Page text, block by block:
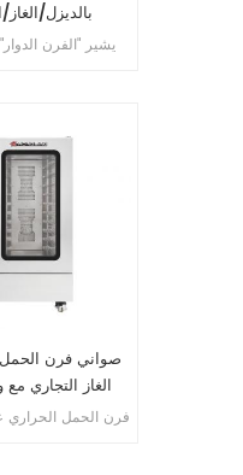
بالديزل/الغاز/
يشير "الفرن
فرن الرف الدوار.
رف دائري أو عربة
صواني الخبز أو
داخل حجرة الفرن،
الحرارة بشكل
متسقة.
الغاز التجاري
الحوسبة
فرن الحمل الحراري